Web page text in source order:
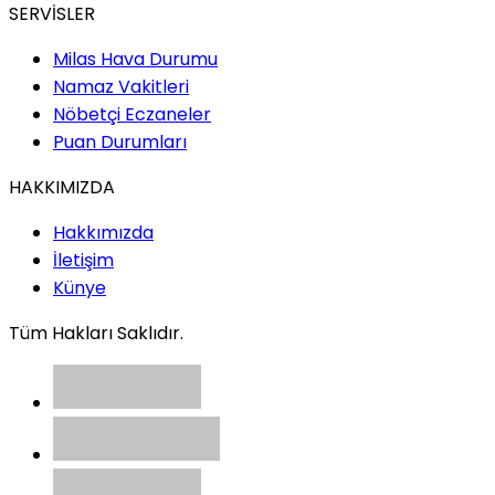
SERVİSLER
Milas Hava Durumu
Namaz Vakitleri
Nöbetçi Eczaneler
Puan Durumları
HAKKIMIZDA
Hakkımızda
İletişim
Künye
Tüm Hakları Saklıdır.